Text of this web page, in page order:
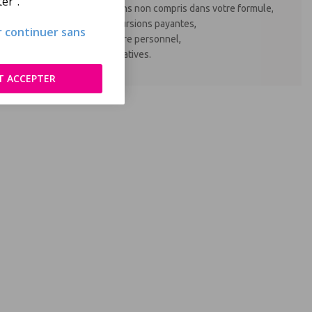
continuer sans
ACCEPTER
les repas et boissons non compris dans votre formule,
les activités et excursions payantes,
les dépenses d'ordre personnel,
les garanties facultatives.